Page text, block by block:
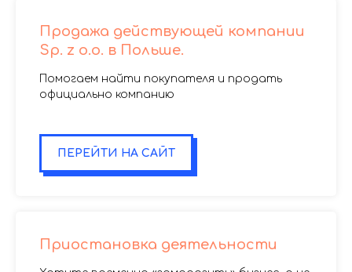
Продажа действующей компании
Sp. z o.o. в Польше.
Помогаем найти покупателя и продать
официально компанию
ПЕРЕЙТИ НА САЙТ
Приостановка деятельности